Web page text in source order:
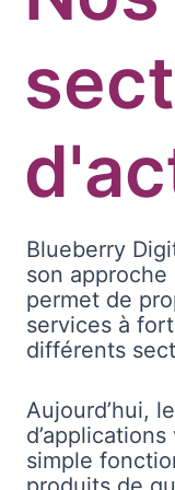
Blueberry
son
permet de
services à
différents
Aujourd’hui,
simple